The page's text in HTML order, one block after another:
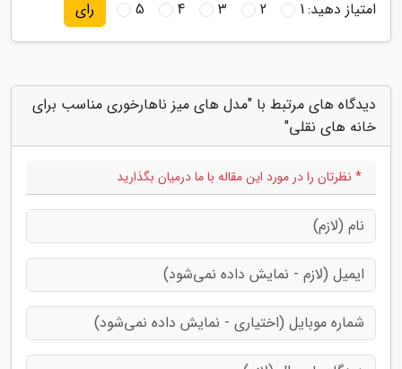
امتیاز دهید:1
2
3
4
5 رای
دیدگاه های مرتبط با "مدل های میز ناهارخوری مناسب برای
خانه های نقلی"
* نظرتان را در مورد این مقاله با ما درمیان بگذارید